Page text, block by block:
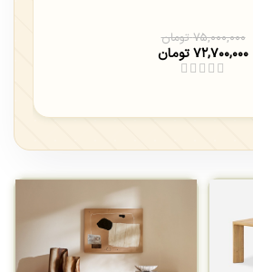
۷۵,۰۰۰,۰۰۰ تومان
۷۲,۷۰۰,۰۰۰تومان